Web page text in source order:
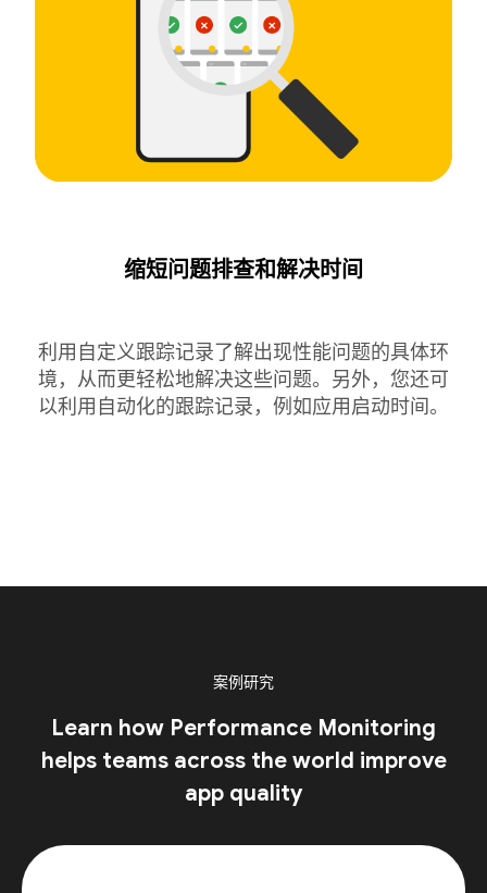
缩短问题排查和解决时间
利用自定义跟踪记录了解出现性能问题的具体环
境，从而更轻松地解决这些问题。另外，您还可
以利用自动化的跟踪记录，例如应用启动时间。
案例研究
Learn how Performance Monitoring
helps teams across the world improve
app quality